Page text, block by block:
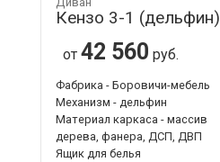
Кензо 3-1 (дельфин)
от 42 560 руб.
Фабрика - Боровичи-мебель
Механизм - дельфин
Материал каркаса - массив
дерева, фанера, ДСП, ДВП
Ящик для белья